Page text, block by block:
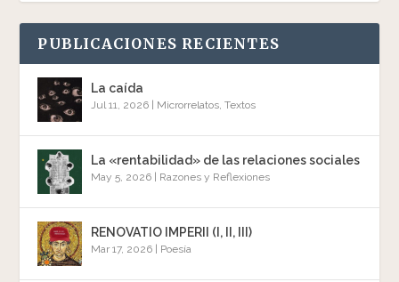
PUBLICACIONES RECIENTES
La caída
Jul 11, 2026 Microrrelatos,Textos
La «rentabilidad» de las relaciones sociales
May 5, 2026 Razones y Reflexiones
RENOVATIO IMPERII (I, II, III)
Mar 17, 2026 Poesía